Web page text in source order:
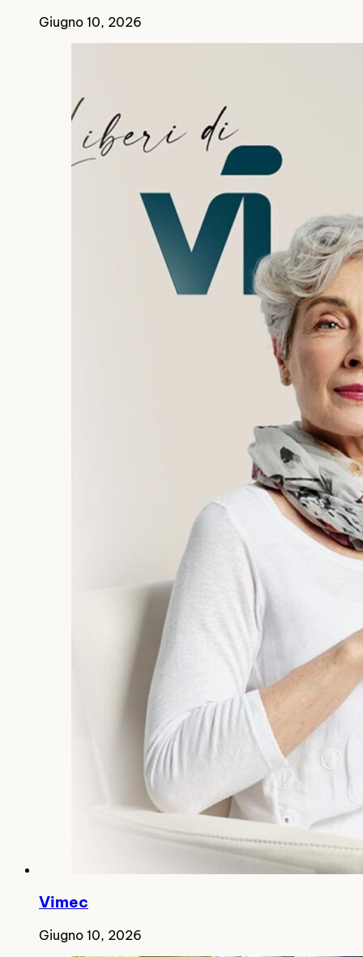
Giugno 10, 2026
Vimec
Giugno 10, 2026